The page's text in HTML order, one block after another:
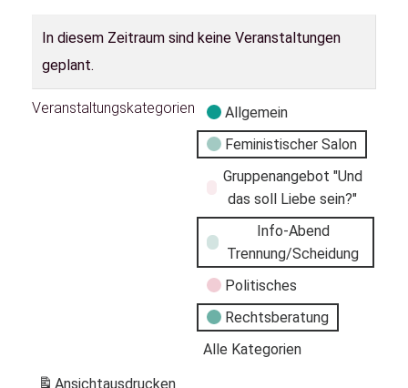
In diesem Zeitraum sind keine Veranstaltungen
geplant.
Veranstaltungskategorien
Allgemein
Feministischer Salon
Gruppenangebot "Und
das soll Liebe sein?"
Info-Abend
Trennung/Scheidung
Politisches
Rechtsberatung
Alle Kategorien
Ansichtausdrucken